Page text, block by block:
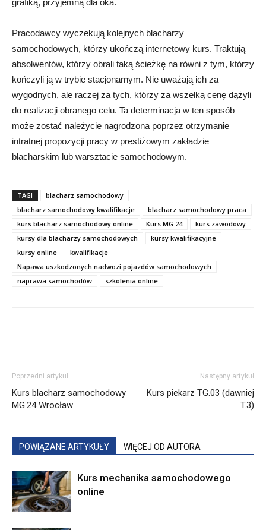
grafiką, przyjemną dla oka.
Pracodawcy wyczekują kolejnych blacharzy
samochodowych, którzy ukończą internetowy kurs. Traktują
absolwentów, którzy obrali taką ścieżkę na równi z tym, którzy
kończyli ją w trybie stacjonarnym. Nie uważają ich za
wygodnych, ale raczej za tych, którzy za wszelką cenę dążyli
do realizacji obranego celu. Ta determinacja w ten sposób
może zostać należycie nagrodzona poprzez otrzymanie
intratnej propozycji pracy w prestiżowym zakładzie
blacharskim lub warsztacie samochodowym.
TAGI
blacharz samochodowy
blacharz samochodowy kwalifikacje
blacharz samochodowy praca
kurs blacharz samochodowy online
Kurs MG.24
kurs zawodowy
kursy dla blacharzy samochodowych
kursy kwalifikacyjne
kursy online
kwalifikacje
Napawa uszkodzonych nadwozi pojazdów samochodowych
naprawa samochodów
szkolenia online
Poprzedni artykuł
Kurs blacharz samochodowy
MG.24 Wrocław
Następny artykuł
Kurs piekarz TG.03 (dawniej
T.3)
POWIĄZANE ARTYKUŁY WIĘCEJ OD AUTORA
Kurs mechanika samochodowego
online